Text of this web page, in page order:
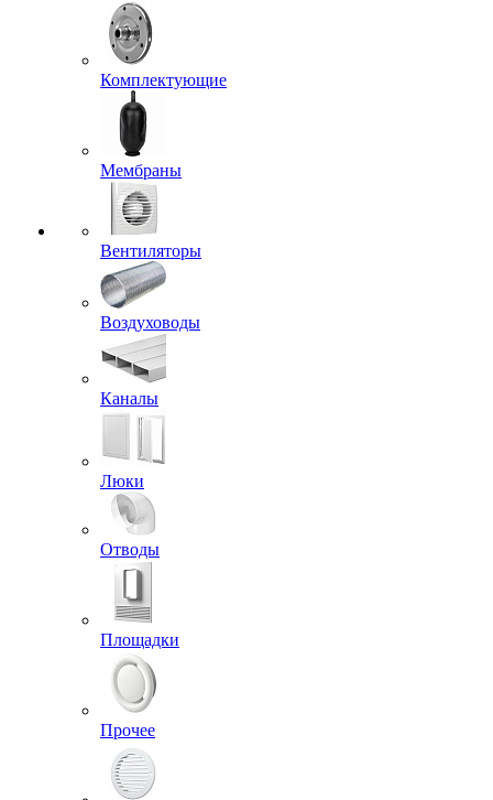
Комплектующие
Мембраны
Вентиляторы
Воздуховоды
Каналы
Люки
Отводы
Площадки
Прочее